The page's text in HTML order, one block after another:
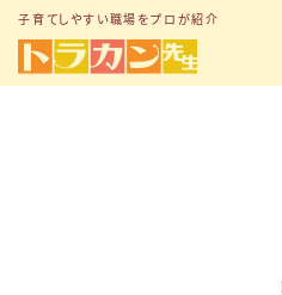
子育てしやすい職場をプロが紹介
MENU